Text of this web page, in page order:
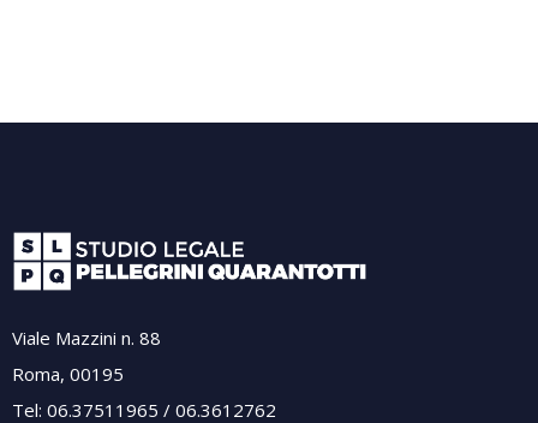
Viale Mazzini n. 88
Roma, 00195
Tel: 06.37511965 / 06.3612762